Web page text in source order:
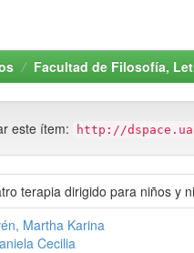
Facultad de Filosofía,
este ítem: http://
terapia dirigido para niños y
Martha Karina
Cecilia